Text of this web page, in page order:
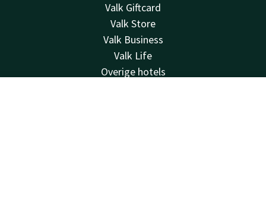
Valk Giftcard
Valk Store
Valk Business
Valk Life
Overige hotels